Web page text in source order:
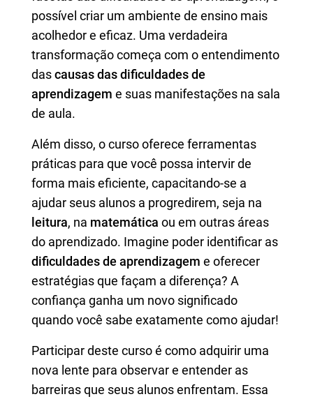
possível criar um ambiente de ensino mais
acolhedor e eficaz. Uma verdadeira
transformação começa com o entendimento
dascausas das dificuldades de
aprendizagem e suas manifestações na sala
de aula.
Além disso, o curso oferece ferramentas
práticas para que você possa intervir de
forma mais eficiente, capacitando-se a
ajudar seus alunos a progredirem, seja na
leitura, na matemática ou em outras áreas
do aprendizado. Imagine poder identificar as
dificuldades de aprendizagem e oferecer
estratégias que façam a diferença? A
confiança ganha um novo significado
quando você sabe exatamente como ajudar!
Participar deste curso é como adquirir uma
nova lente para observar e entender as
barreiras que seus alunos enfrentam. Essa